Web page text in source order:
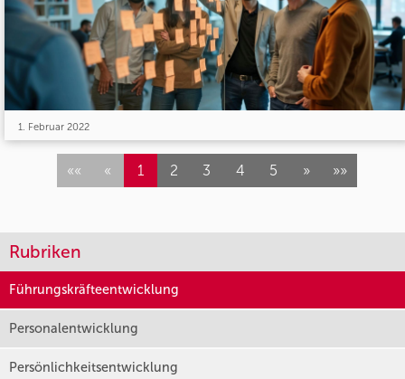
1. Februar 2022
«« « 1 2 3 4 5 » »»
Rubriken
Führungskräfteentwicklung
Personalentwicklung
Persönlichkeitsentwicklung